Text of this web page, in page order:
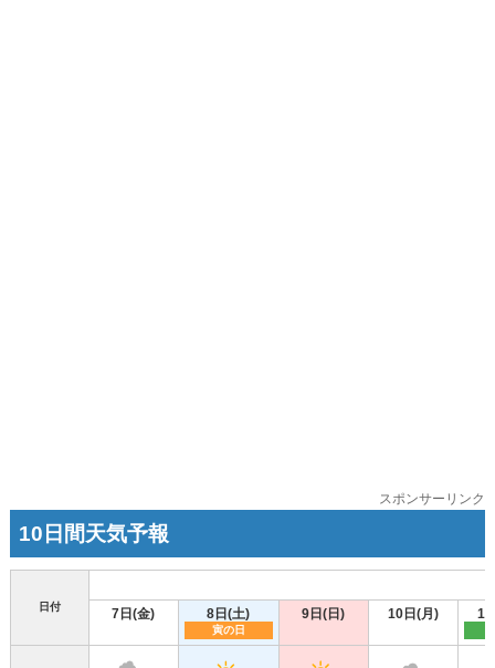
スポンサーリンク
10日間天気予報
日付 7日(金) 8日(土)
寅の日
9日(日) 10日(月) 11